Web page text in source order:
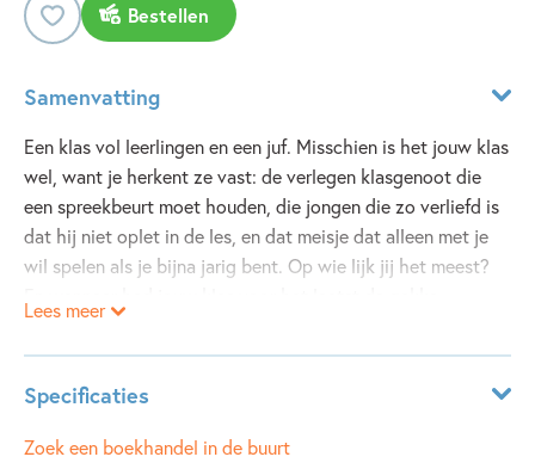
Bestellen
Samenvatting
Een klas vol leerlingen en een juf. Misschien is het jouw klas
wel, want je herkent ze vast: de verlegen klasgenoot die
een spreekbeurt moet houden, die jongen die zo verliefd is
dat hij niet oplet in de les, en dat meisje dat alleen met je
wil spelen als je bijna jarig bent. Op wie lijk jij het meest?
giebelgriep? Een versjesboek op AVI M6-E6 over o.a.
school en emoties.
Lees meer
Specificaties
Leeftijdsindicatie: 8 - 10 jaar
Zoek een boekhandel in de buurt